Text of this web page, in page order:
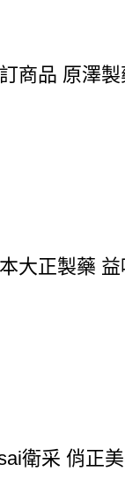
訂商品 原澤
本大正製藥
衛采 俏正